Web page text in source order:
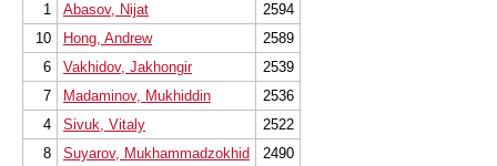
1
Abasov, Nijat
2594
10
Hong, Andrew
2589
6
Vakhidov, Jakhongir
2539
7
Madaminov, Mukhiddin
2536
4
Sivuk, Vitaly
2522
8
Suyarov, Mukhammadzokhid
2490